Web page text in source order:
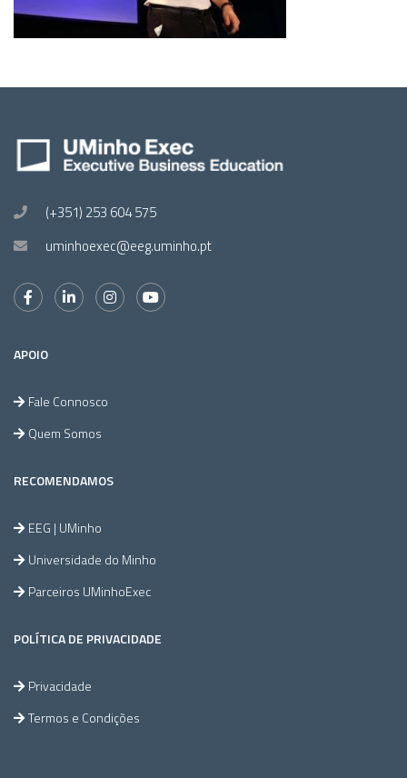
(+351) 253 604 575
uminhoexec@eeg.uminho.pt
APOIO
Fale Connosco
Quem Somos
RECOMENDAMOS
EEG | UMinho
Universidade do Minho
Parceiros UMinhoExec
POLÍTICA DE PRIVACIDADE
Privacidade
Termos e Condições